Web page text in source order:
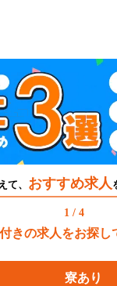
て、 おすすめ求人
1 / 4
きの求人をお探し
寮あり